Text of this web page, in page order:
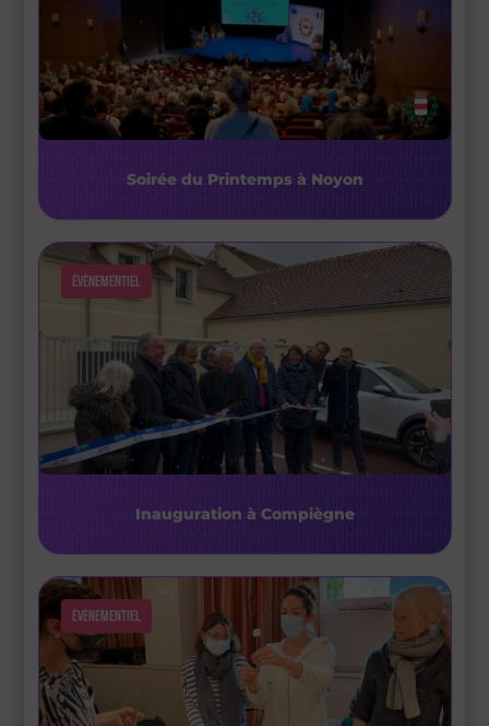
Soirée du Printemps à Noyon
Évènementiel
Inauguration à Compiègne
Évènementiel